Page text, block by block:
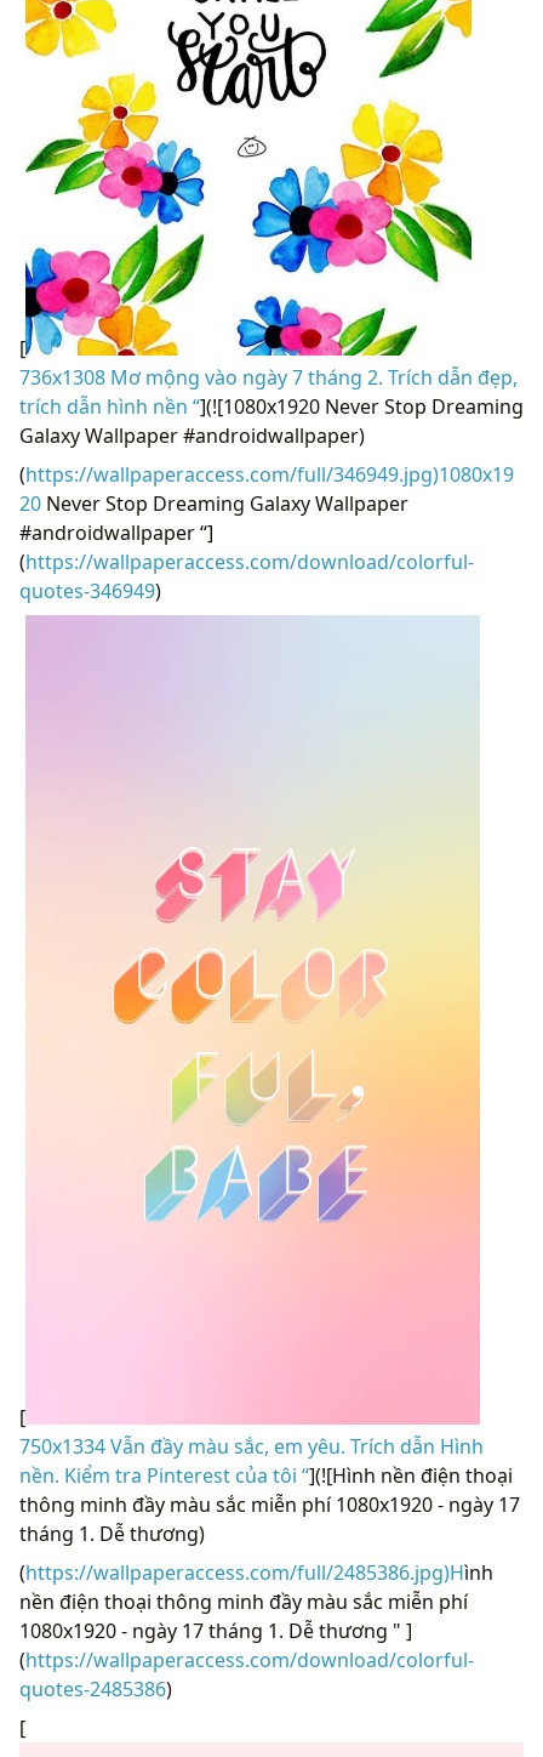
[
736x1308 Mơ mộng vào ngày 7 tháng 2. Trích dẫn đẹp,
trích dẫn hình nền “](![1080x1920 Never Stop Dreaming
Galaxy Wallpaper #androidwallpaper)
(https://wallpaperaccess.com/full/346949.jpg)1080x19
20 Never Stop Dreaming Galaxy Wallpaper
#androidwallpaper “]
(https://wallpaperaccess.com/download/colorful-
quotes-346949)
[
750x1334 Vẫn đầy màu sắc, em yêu. Trích dẫn Hình
nền. Kiểm tra Pinterest của tôi “](![Hình nền điện thoại
thông minh đầy màu sắc miễn phí 1080x1920 - ngày 17
tháng 1. Dễ thương)
(https://wallpaperaccess.com/full/2485386.jpg)Hình
nền điện thoại thông minh đầy màu sắc miễn phí
1080x1920 - ngày 17 tháng 1. Dễ thương " ]
(https://wallpaperaccess.com/download/colorful-
quotes-2485386)
[